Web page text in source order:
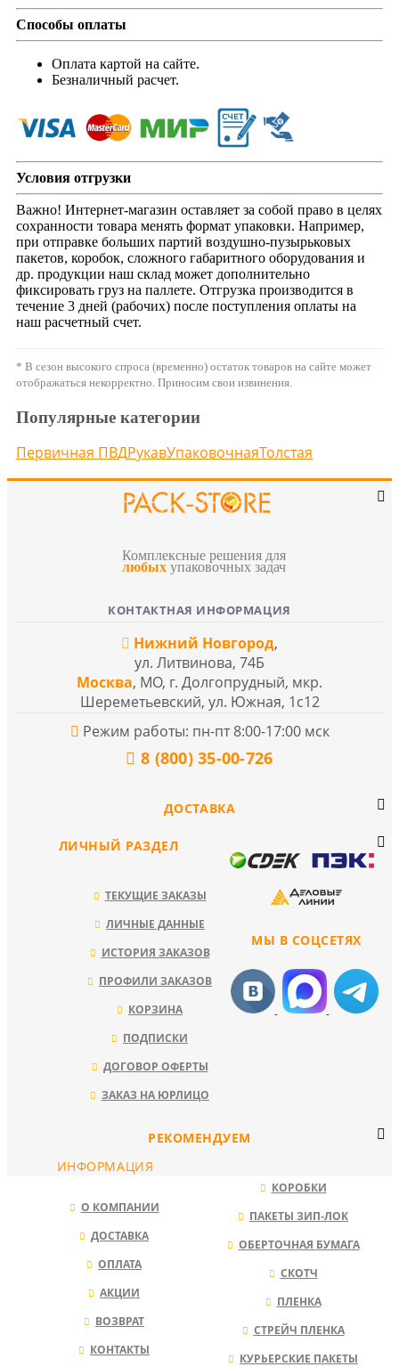
Способы оплаты
Оплата картой на сайте.
Безналичный расчет.
Условия отгрузки
Важно! Интернет-магазин оставляет за собой право в целях
сохранности товара менять формат упаковки. Например,
при отправке больших партий воздушно-пузырьковых
пакетов, коробок, сложного габаритного оборудования и
др. продукции наш склад может дополнительно
фиксировать груз на паллете. Отгрузка производится в
течение 3 дней (рабочих) после поступления оплаты на
наш расчетный счет.
* В сезон высокого спроса (временно) остаток товаров на сайте может
отображаться некорректно. Приносим свои извинения.
Популярные категории
Первичная ПВДРукавУпаковочнаяТолстая
Комплексные решения для
любых упаковочных задач
КОНТАКТНАЯ ИНФОРМАЦИЯ
Нижний Новгород,
ул. Литвинова, 74Б
Москва, МО, г. Долгопрудный, мкр.
Шереметьевский, ул. Южная, 1с12
Режим работы: пн-пт 8:00-17:00 мск
8 (800) 35-00-726
ДОСТАВКА
МЫ В СОЦСЕТЯХ
ЛИЧНЫЙ РАЗДЕЛ
ТЕКУЩИЕ ЗАКАЗЫ
ЛИЧНЫЕ ДАННЫЕ
ИСТОРИЯ ЗАКАЗОВ
ПРОФИЛИ ЗАКАЗОВ
КОРЗИНА
ПОДПИСКИ
ДОГОВОР ОФЕРТЫ
ЗАКАЗ НА ЮРЛИЦО
РЕКОМЕНДУЕМ
КОРОБКИ
ПАКЕТЫ ЗИП-ЛОК
ОБЕРТОЧНАЯ БУМАГА
СКОТЧ
ПЛЕНКА
СТРЕЙЧ ПЛЕНКА
КУРЬЕРСКИЕ ПАКЕТЫ
ИНФОРМАЦИЯ
О КОМПАНИИ
ДОСТАВКА
ОПЛАТА
АКЦИИ
ВОЗВРАТ
КОНТАКТЫ